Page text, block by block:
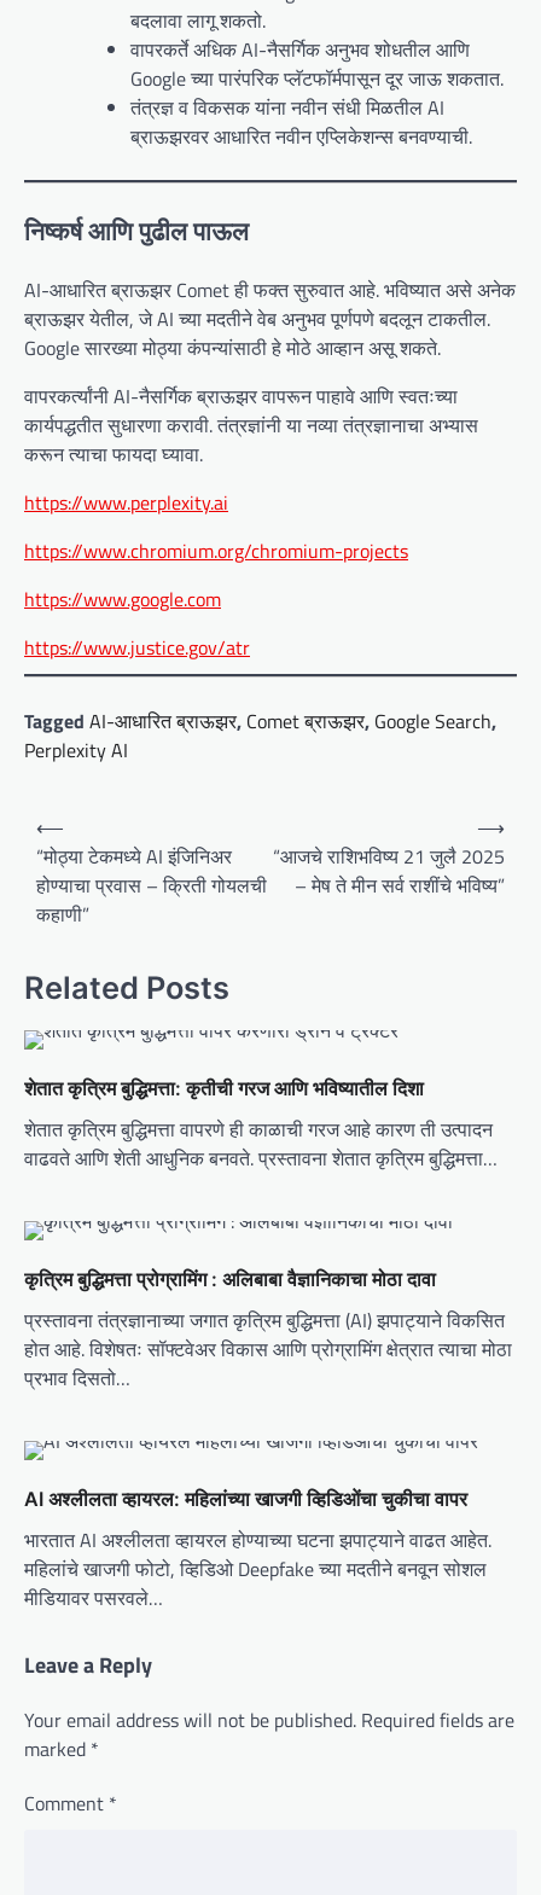
बदलावा लागू शकतो.
वापरकर्ते अधिक AI-नैसर्गिक अनुभव शोधतील आणि
Google च्या पारंपरिक प्लॅटफॉर्मपासून दूर जाऊ शकतात.
तंत्रज्ञ व विकसक यांना नवीन संधी मिळतील AI
ब्राऊझरवर आधारित नवीन एप्लिकेशन्स बनवण्याची.
निष्कर्ष आणि पुढील पाऊल
AI-आधारित ब्राऊझर Comet ही फक्त सुरुवात आहे. भविष्यात असे अनेक
ब्राऊझर येतील, जे AI च्या मदतीने वेब अनुभव पूर्णपणे बदलून टाकतील.
Google सारख्या मोठ्या कंपन्यांसाठी हे मोठे आव्हान असू शकते.
वापरकर्त्यांनी AI-नैसर्गिक ब्राऊझर वापरून पाहावे आणि स्वतःच्या
कार्यपद्धतीत सुधारणा करावी. तंत्रज्ञांनी या नव्या तंत्रज्ञानाचा अभ्यास
करून त्याचा फायदा घ्यावा.
https://www.perplexity.ai
https://www.chromium.org/chromium-projects
https://www.google.com
https://www.justice.gov/atr
Tagged AI-आधारित ब्राऊझर, Comet ब्राऊझर, Google Search,
Perplexity AI
n
a
v
i
g
a
i
o
n
⟵
“मोठ्या टेकमध्ये AI इंजिनिअर
होण्याचा प्रवास – क्रिती गोयलची
कहाणी”
“आजचे राशिभविष्य 21 जुलै 2025
– मेष ते मीन सर्व राशींचे भविष्य”
⟶
Related Posts
शेतात कृत्रिम बुद्धिमत्ता: कृतीची गरज आणि भविष्यातील दिशा
शेतात कृत्रिम बुद्धिमत्ता वापरणे ही काळाची गरज आहे कारण ती उत्पादन
वाढवते आणि शेती आधुनिक बनवते. प्रस्तावना शेतात कृत्रिम बुद्धिमत्ता…
कृत्रिम बुद्धिमत्ता प्रोग्रामिंग : अलिबाबा वैज्ञानिकाचा मोठा दावा
प्रस्तावना तंत्रज्ञानाच्या जगात कृत्रिम बुद्धिमत्ता (AI) झपाट्याने विकसित
होत आहे. विशेषतः सॉफ्टवेअर विकास आणि प्रोग्रामिंग क्षेत्रात त्याचा मोठा
प्रभाव दिसतो…
AI अश्लीलता व्हायरल: महिलांच्या खाजगी व्हिडिओंचा चुकीचा वापर
भारतात AI अश्लीलता व्हायरल होण्याच्या घटना झपाट्याने वाढत आहेत.
महिलांचे खाजगी फोटो, व्हिडिओ Deepfake च्या मदतीने बनवून सोशल
मीडियावर पसरवले…
Leave a Reply
Your email address will not be published. Required fields are
marked *
Comment *